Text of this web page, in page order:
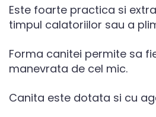
Este foarte practica si
timpul calatoriilor sau a
Forma canitei permite sa
manevrata de cel mic.
Canita este dotata si cu